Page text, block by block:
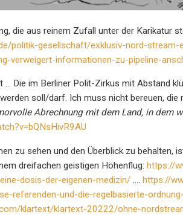
die aus reinem Zufall unter der Karikatur
politik-gesellschaft/exklusiv-nord-
verweigert-informationen-zu-pipeline-
… Die im Berliner Polit-Zirkus mit Abstand
soll/darf. Ich muss nicht bereuen,
Abrechnung mit dem Land, in dem
zu sehen und den Überblick zu
dreifachen geistigen Höhenflug: https://
dosis-der-eigenen-medizin/
https://
referenden-und-die-regelbasierte-
klartext/klartext-20222/ohne-